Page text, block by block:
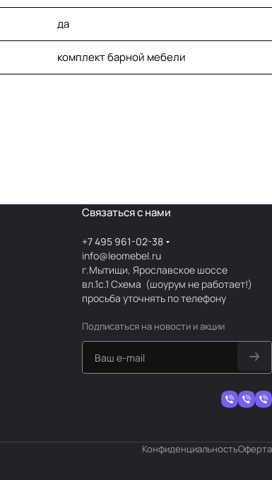
да
комплект барной мебели
Связаться с нами
+7 495 961-02-38
info@leomebel.ru
г.Мытищи, Ярославское шоссе
вл.1с.1Схема (шоурум не работает!)
просьба уточнять по телефону
Подписаться на новости и акции
КонфиденциальностьОферта